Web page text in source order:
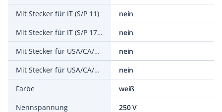
Mit Stecker für IT (S/P 11)
nein
Mit Stecker für IT (S/P 17) (Typ L)
nein
Mit Stecker für USA/CA/CN (NEMA 1-15) (Typ A)
nein
Mit Stecker für USA/CA/CN (NEMA 5-15) (Typ B)
nein
Farbe
weiß
Nennspannung
250 V